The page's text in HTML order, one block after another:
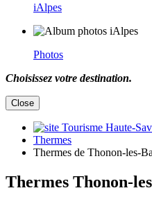
iAlpes
Photos
Choisissez votre destination.
Close
Thermes
Thermes de Thonon-les-
Thermes Thonon-